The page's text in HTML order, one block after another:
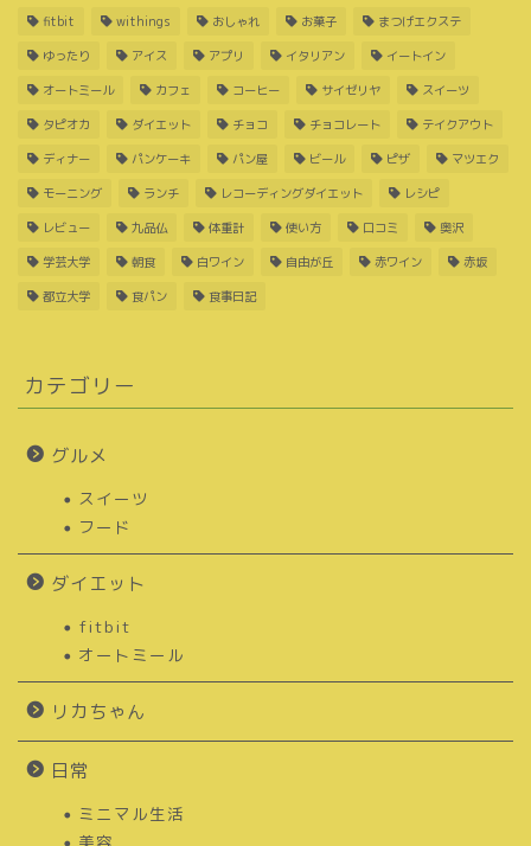
fitbit withings おしゃれ お菓子 まつげエクステ
ゆったり アイス アプリ イタリアン イートイン
オートミール カフェ コーヒー サイゼリヤ スイーツ
タピオカ ダイエット チョコ チョコレート テイクアウト
ディナー パンケーキ パン屋 ビール ピザ マツエク
モーニング ランチ レコーディングダイエット レシピ
レビュー 九品仏 体重計 使い方 口コミ 奥沢
学芸大学 朝食 白ワイン 自由が丘 赤ワイン 赤坂
都立大学 食パン 食事日記
カテゴリー
グルメ
スイーツ
フード
ダイエット
fitbit
オートミール
リカちゃん
日常
ミニマル生活